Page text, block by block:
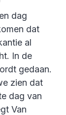
dag
dat
al
In de
gedaan.
zien dat
dag van
Van